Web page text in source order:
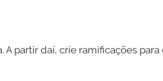
partir daí, crie ramificações